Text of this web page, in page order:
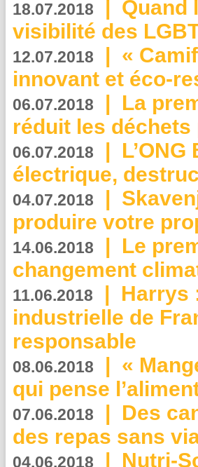
18.07.2018 | Quand
visibilité des
12.07.2018 | «
innovant et éco-
06.07.2018 | La
réduit les
06.07.2018 |
électrique,
04.07.2018 |
produire votre
14.06.2018 | Le
changement
11.06.2018 | Harrys
industrielle de
responsable
08.06.2018 | «
qui pense
07.06.2018 | Des
des repas sans
04.06.2018 | Nutri-